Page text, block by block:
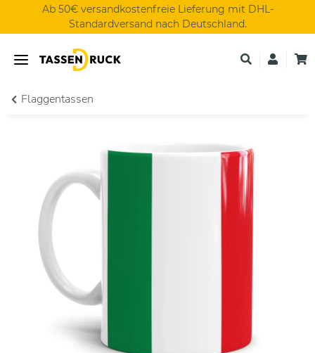
Ab 50€ versandkostenfreie Lieferung mit DHL-
Standardversand nach Deutschland.
Flaggentassen